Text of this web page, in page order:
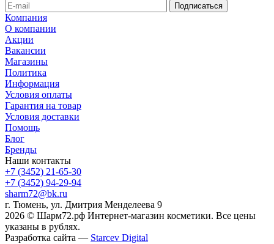
Компания
О компании
Акции
Вакансии
Магазины
Политика
Информация
Условия оплаты
Гарантия на товар
Условия доставки
Помощь
Блог
Бренды
Наши контакты
+7 (3452) 21-65-30
+7 (3452) 94-29-94
sharm72@bk.ru
г. Тюмень, ул. Дмитрия Менделеева 9
2026 © Шарм72.рф Интернет-магазин косметики. Все цены
указаны в рублях.
Разработка сайта — Starcev Digital